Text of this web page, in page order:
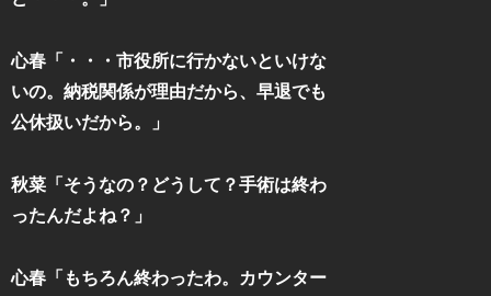
心春「・・・市役所に行かないといけな
いの。納税関係が理由だから、早退でも
公休扱いだから。」
秋菜「そうなの？どうして？手術は終わ
ったんだよね？」
心春「もちろん終わったわ。カウンター